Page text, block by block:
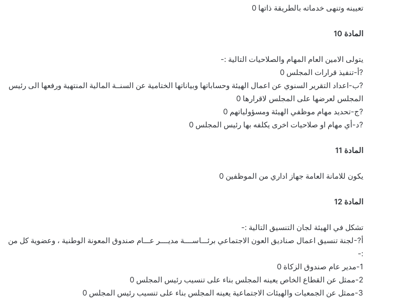
تعيينه وتنهى خدماته بالطريقة ذاتها 0
المادة 10
يتولى الامين العام المهام والصلاحيات التالية :-
?أ-تنفيذ قرارات المجلس 0
?ب-اعداد التقرير السنوي عن اعمال الهيئة وحساباتها وبياناتها الختامية عن السنــة المالية المنتهية ورفعها الى رئيس
المجلس لعرضها على المجلس لاقرارها 0
?ج-تحديد مهام موظفي الهيئة ومسؤولياتهم 0
?د-أي مهام او صلاحيات اخرى يكلفه بها رئيس المجلس 0
المادة 11
يكون للامانة العامة جهاز اداري من الموظفين 0
المادة 12
تشكل في الهيئة لجان التنسيق التالية :-
أ?-لجنة تنسيق اعمال صناديق العون الاجتماعي برئـــاســــة مديــــر عـــام صندوق المعونة الوطنية ، وعضوية كل من
:-
1-مدير عام صندوق الزكاة 0
2-ممثل عن القطاع الخاص يعينه المجلس بناء على تنسيب رئيس المجلس 0
3-ممثل عن الجمعيات والهيئات الاجتماعية يعينه المجلس بناء على تنسيب رئيس المجلس 0